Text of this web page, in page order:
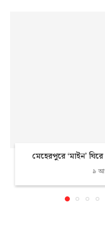
মেহেরপুরে ‘মাইন’
৯